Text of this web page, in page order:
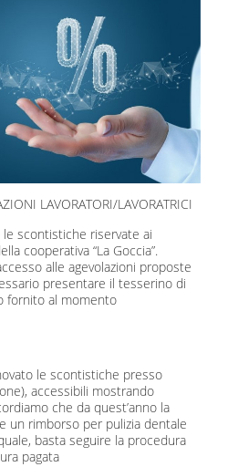
LAVORATORI/LAVORATRICI
scontistiche riservate ai
cooperativa “La Goccia”.
alle agevolazioni proposte
presentare il tesserino di
fornito al momento
le scontistiche presso
accessibili mostrando
che da quest’anno la
un rimborso per pulizia dentale
basta seguire la procedura
pagata